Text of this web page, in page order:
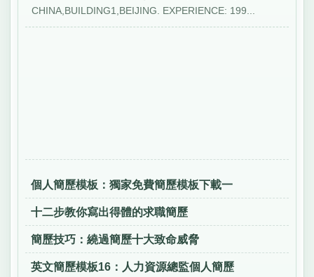
CHINA,BUILDING1,BEIJING. EXPERIENCE: 199...
個人簡歷模板：獨家免費簡歷模板下載一
十二步教你寫出得體的求職簡歷
簡歷技巧：繞過簡歷十大致命威脅
英文簡歷模板16：人力資源總監個人簡歷